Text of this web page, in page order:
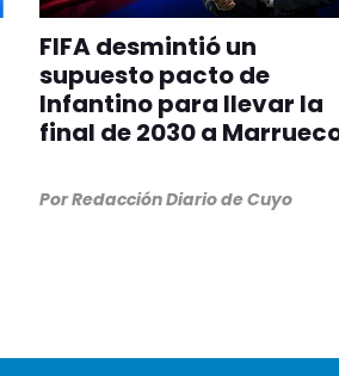
FIFA desmintió un
supuesto pacto de
Infantino para llevar la
final de 2030 a
PorRedacción Diario de Cuyo